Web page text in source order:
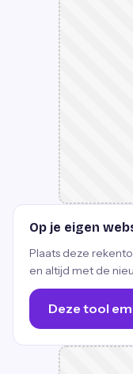
Op je eigen
Plaats deze
en altijd met de
Deze tool